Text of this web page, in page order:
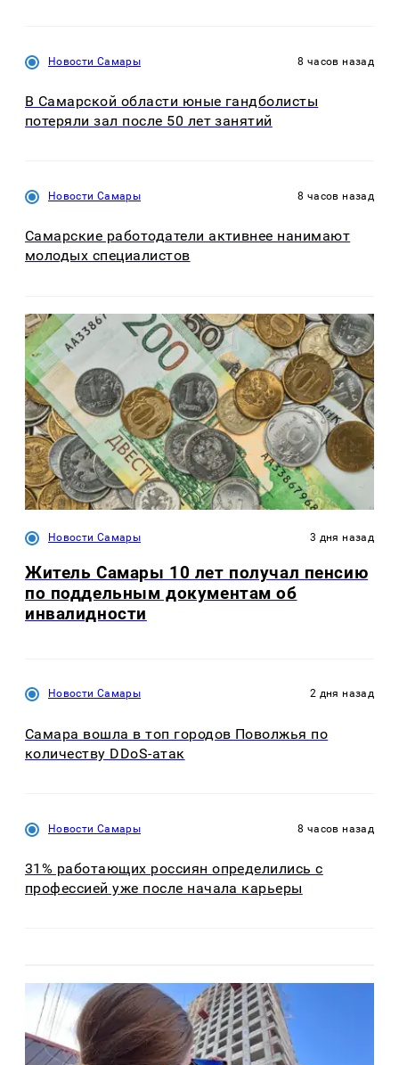
Новости Самары 8 часов назад
В Самарской области юные гандболисты
потеряли зал после 50 лет занятий
Новости Самары 8 часов назад
Самарские работодатели активнее нанимают
молодых специалистов
Новости Самары 3 дня назад
Житель Самары 10 лет получал пенсию
по поддельным документам об
инвалидности
Новости Самары 2 дня назад
Самара вошла в топ городов Поволжья по
количеству DDoS-атак
Новости Самары 8 часов назад
31% работающих россиян определились с
профессией уже после начала карьеры